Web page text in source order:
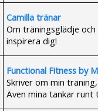
Camilla tränar
Om träningsglädje
inspirera dig!
Functional Fitness by
Skriver om min
Även mina tankar runt